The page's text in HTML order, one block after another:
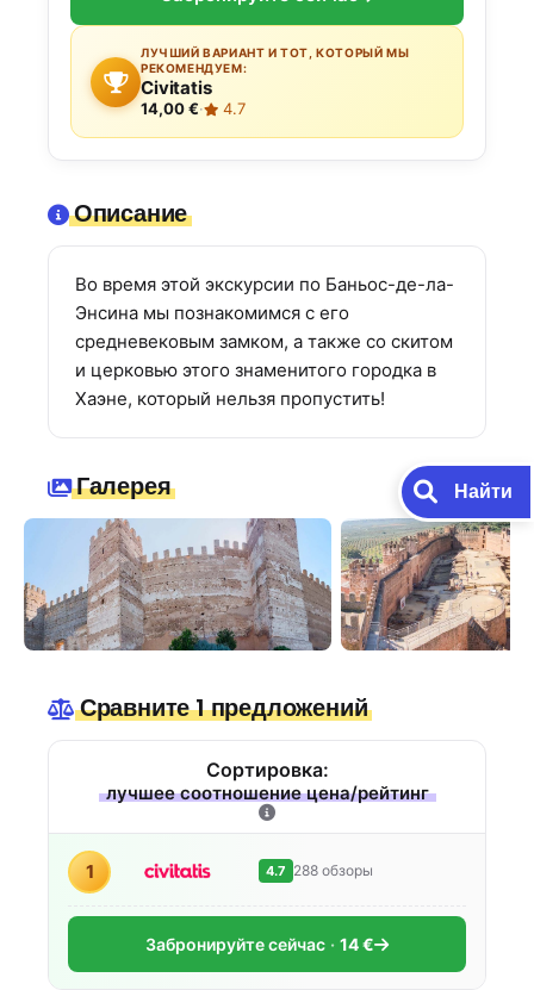
ЛУЧШИЙ ВАРИАНТ И ТОТ, КОТОРЫЙ МЫ
РЕКОМЕНДУЕМ:
Civitatis
14,00 €· 4.7
Описание
Во время этой экскурсии по Баньос-де-ла-
Энсина мы познакомимся с его
средневековым замком, а также со скитом
и церковью этого знаменитого городка в
Хаэне, который нельзя пропустить!
Галерея
Сравните 1 предложений
Сортировка:
лучшее соотношение цена/рейтинг
1 4.7 288 обзоры
Забронируйте сейчас 14 €
Найти